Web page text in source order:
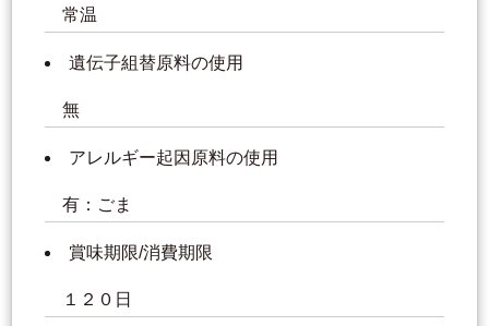
常温
遺伝子組替原料の使用
無
アレルギー起因原料の使用
有：ごま
賞味期限/消費期限
１２０日